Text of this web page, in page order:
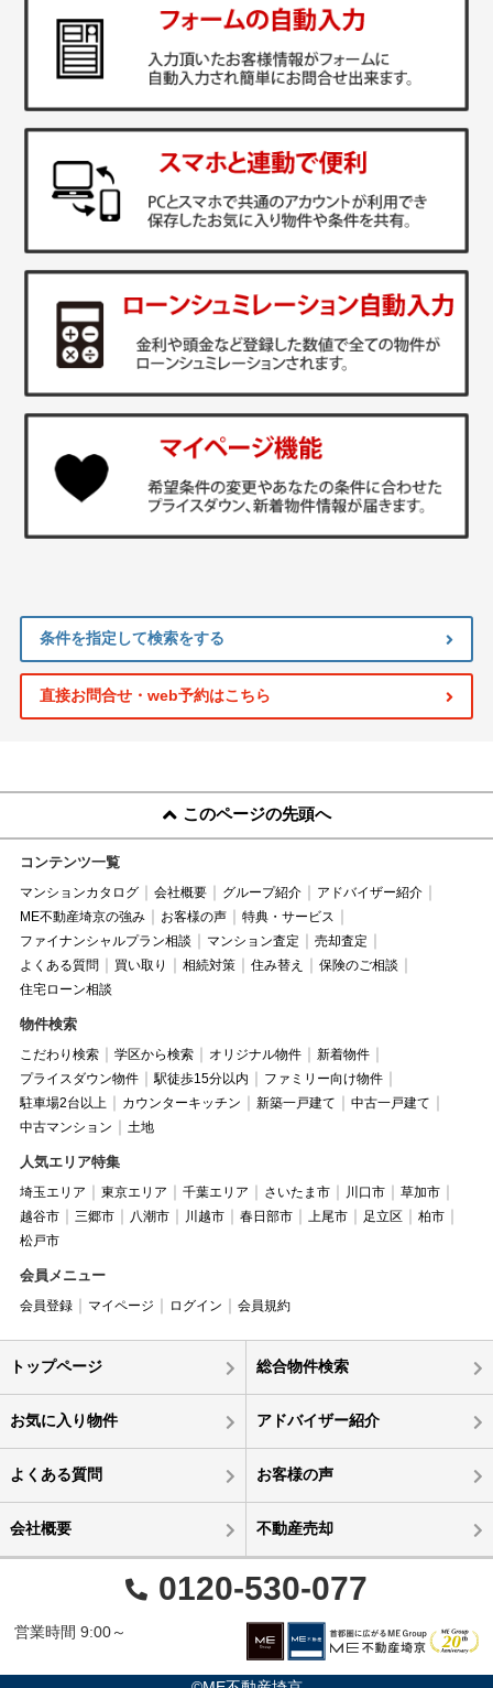
条件を指定して検索をする
直接お問合せ・web予約はこちら
このページの先頭へ
コンテンツ一覧
マンションカタログ 会社概要 グループ紹介
アドバイザー紹介
ME不動産埼京の強み
お客様の声
特典・サービス
ファイナンシャルプラン相談
マンション査定
売却査定
よくある質問
買い取り 相続対策 住み替え
保険のご相談
住宅ローン相談
物件検索
こだわり検索 学区から検索 オリジナル物件
新着物件
プライスダウン物件
駅徒歩15分以内
ファミリー向け物件
駐車場2台以上
カウンターキッチン 新築一戸建て
中古一戸建て
中古マンション
土地
人気エリア特集
埼玉エリア 東京エリア 千葉エリア さいたま市 川口市
草加市
越谷市
三郷市 八潮市 川越市 春日部市 上尾市 足立区
柏市
松戸市
会員メニュー
会員登録 マイページ ログイン 会員規約
トップページ 総合物件検索
お気に入り物件 アドバイザー紹介
よくある質問 お客様の声
会社概要 不動産売却
0120-530-077
営業時間 9:00～